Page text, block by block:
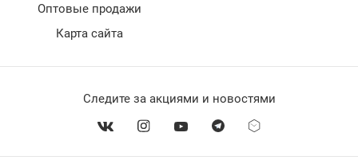
Оптовые продажи
Карта сайта
Следите за акциями и новостями